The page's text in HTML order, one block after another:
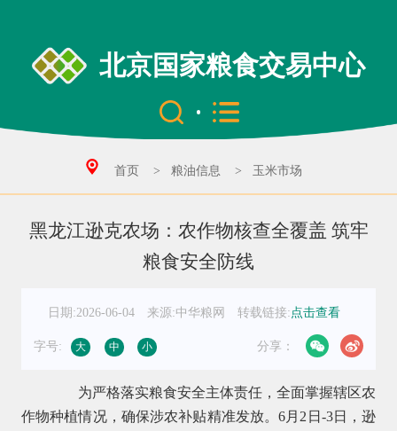
北京国家粮食交易中心
首页 > 粮油信息 > 玉米市场
黑龙江逊克农场：农作物核查全覆盖 筑牢
粮食安全防线
日期:2026-06-04 来源:中华粮网 转载链接:点击查看
字号: 大 中 小 分享：
为严格落实粮食安全主体责任，全面掌握辖区农
作物种植情况，确保涉农补贴精准发放。6月2日-3日，逊